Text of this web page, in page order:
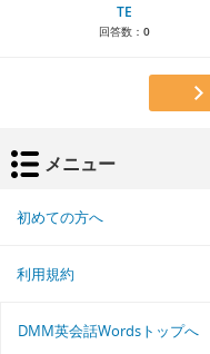
TE
回答数： 0
メニュー
初めての方へ
利用規約
DMM英会話Wordsトップへ